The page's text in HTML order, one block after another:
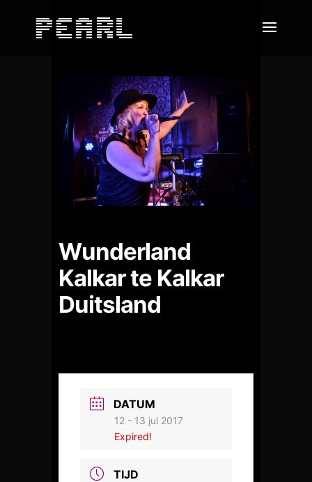
Wunderland
Kalkar te Kalkar
Duitsland
DATUM
12 - 13 jul 2017
Expired!
TIJD